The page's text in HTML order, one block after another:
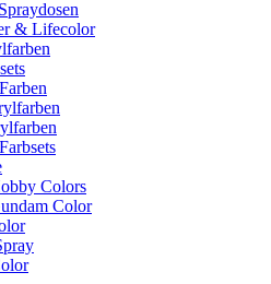
& Lifecolor
Colors
Color